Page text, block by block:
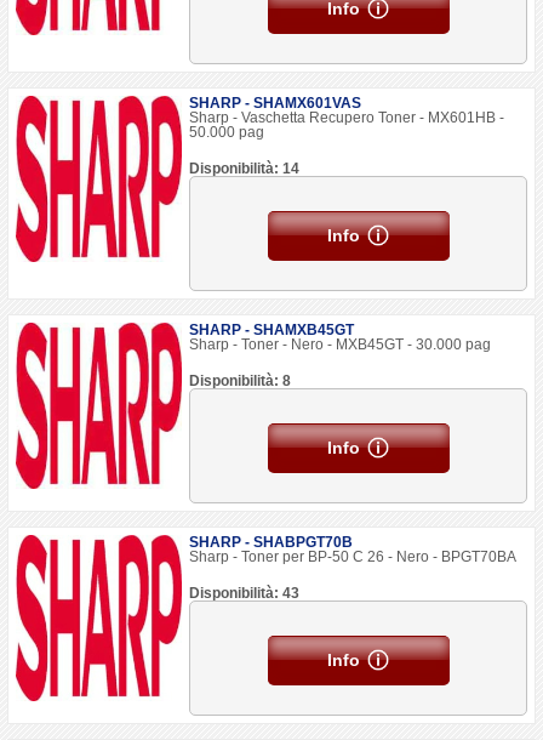
Info
SHARP - SHAMX601VAS
Sharp - Vaschetta Recupero Toner - MX601HB -
50.000 pag
Disponibilità: 14
Info
SHARP - SHAMXB45GT
Sharp - Toner - Nero - MXB45GT - 30.000 pag
Disponibilità: 8
Info
SHARP - SHABPGT70B
Sharp - Toner per BP-50 C 26 - Nero - BPGT70BA
Disponibilità: 43
Info